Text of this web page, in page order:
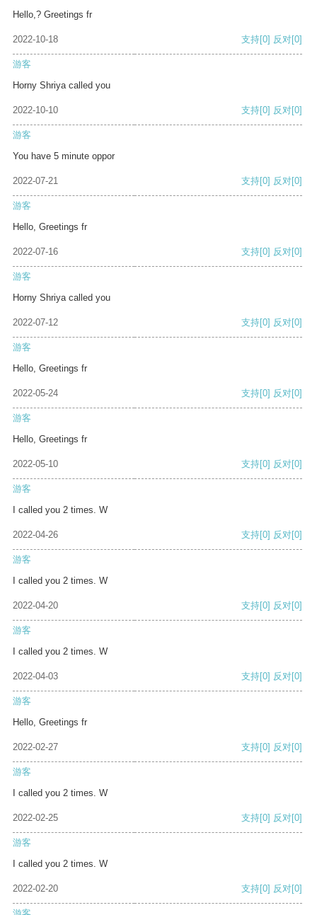
Hello,? Greetings fr
2022-10-18 支持[0] 反对[0]
游客
Horny Shriya called you
2022-10-10 支持[0] 反对[0]
游客
You have 5 minute oppor
2022-07-21 支持[0] 反对[0]
游客
Hello, Greetings fr
2022-07-16 支持[0] 反对[0]
游客
Horny Shriya called you
2022-07-12 支持[0] 反对[0]
游客
Hello, Greetings fr
2022-05-24 支持[0] 反对[0]
游客
Hello, Greetings fr
2022-05-10 支持[0] 反对[0]
游客
I called you 2 times. W
2022-04-26 支持[0] 反对[0]
游客
I called you 2 times. W
2022-04-20 支持[0] 反对[0]
游客
I called you 2 times. W
2022-04-03 支持[0] 反对[0]
游客
Hello, Greetings fr
2022-02-27 支持[0] 反对[0]
游客
I called you 2 times. W
2022-02-25 支持[0] 反对[0]
游客
I called you 2 times. W
2022-02-20 支持[0] 反对[0]